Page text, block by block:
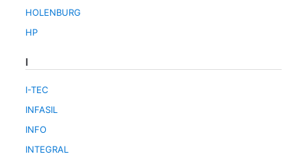
HOLENBURG
HP
I-TEC
INFASIL
INFO
INTEGRAL